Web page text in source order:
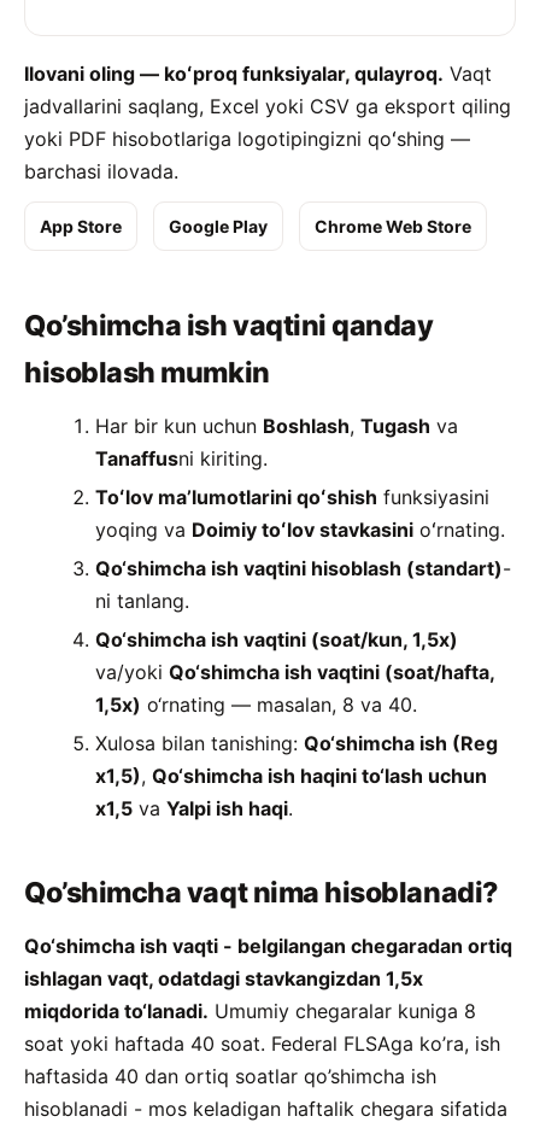
Ilovani oling — koʻproq funksiyalar, qulayroq. Vaqt
jadvallarini saqlang, Excel yoki CSV ga eksport qiling
yoki PDF hisobotlariga logotipingizni qoʻshing —
barchasi ilovada.
App Store Google Play Chrome Web Store
Qo’shimcha ish vaqtini qanday
hisoblash mumkin
Har bir kun uchun Boshlash,Tugash va
Tanaffusni kiriting.
Toʻlov maʼlumotlarini qoʻshish funksiyasini
yoqing va Doimiy toʻlov stavkasini oʻrnating.
Qo‘shimcha ish vaqtini hisoblash (standart)-
ni tanlang.
Qo‘shimcha ish vaqtini (soat/kun, 1,5x)
va/yokiQo‘shimcha ish vaqtini (soat/hafta,
1,5x) o‘rnating — masalan, 8 va 40.
Xulosa bilan tanishing:Qo‘shimcha ish (Reg
x1,5),Qo‘shimcha ish haqini to‘lash uchun
x1,5 vaYalpi ish haqi.
Qo’shimcha vaqt nima hisoblanadi?
Qo‘shimcha ish vaqti - belgilangan chegaradan ortiq
ishlagan vaqt, odatdagi stavkangizdan 1,5x
miqdorida to‘lanadi. Umumiy chegaralar kuniga 8
soat yoki haftada 40 soat. Federal FLSAga ko’ra, ish
haftasida 40 dan ortiq soatlar qo’shimcha ish
hisoblanadi - mos keladigan haftalik chegara sifatida